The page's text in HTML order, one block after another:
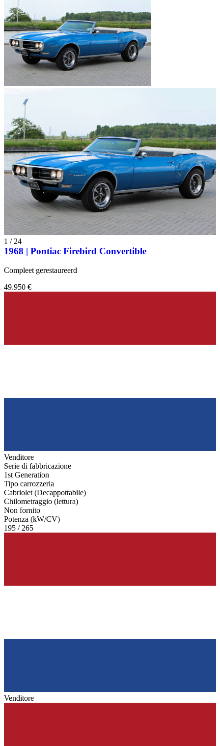
1 / 24
1968 | Pontiac Firebird Convertible
Compleet gerestaureerd
49.950 €
Venditore
Serie di fabbricazione
1st Generation
Tipo carrozzeria
Cabriolet (Decappottabile)
Chilometraggio (lettura)
Non fornito
Potenza (kW/CV)
195 / 265
Venditore